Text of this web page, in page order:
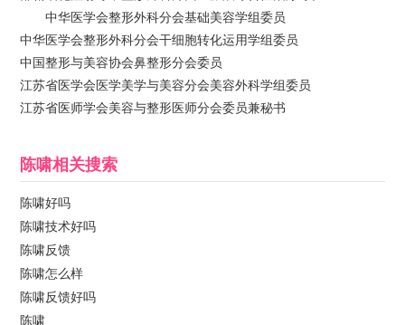
中华医学会整形外科分会基础美容学组委员
中华医学会整形外科分会干细胞转化运用学组委员
中国整形与美容协会鼻整形分会委员
江苏省医学会医学美学与美容分会美容外科学组委员
江苏省医师学会美容与整形医师分会委员兼秘书
陈啸相关搜索
陈啸好吗
陈啸技术好吗
陈啸反馈
陈啸怎么样
陈啸反馈好吗
陈啸